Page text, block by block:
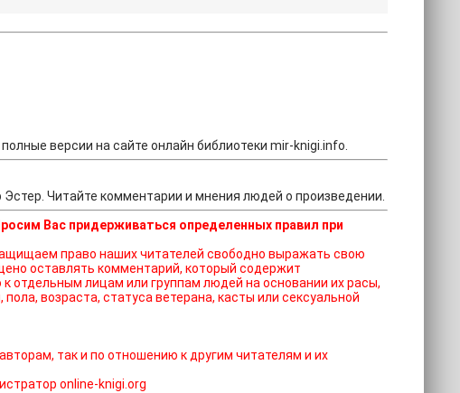
версии на сайте онлайн библиотеки mir-knigi.info.
Читайте комментарии и мнения людей о произведении.
Вас придерживаться определенных правил при
оставлять комментарий, который содержит
отдельным лицам или группам людей на основании их расы,
возраста, статуса ветерана, касты или сексуальной
так и по отношению к другим читателям и их
online-knigi.org